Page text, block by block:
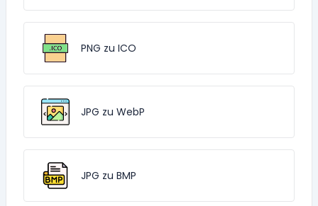
PNG zu ICO
JPG zu WebP
JPG zu BMP